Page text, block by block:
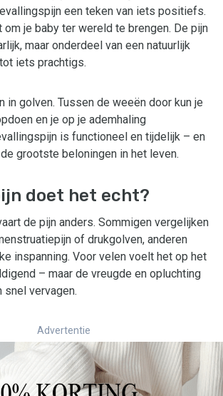
een teken van iets positiefs.
om je baby ter wereld te brengen. De pijn
maar onderdeel van een natuurlijk
iets prachtigs.
in golven. Tussen de weeën door kun je
en je op je ademhaling
is functioneel en tijdelijk – en
grootste beloningen in het leven.
doet het echt?
de pijn anders. Sommigen vergelijken
of drukgolven, anderen
inspanning. Voor velen voelt het op het
– maar de vreugde en opluchting
snel vervagen.
Advertentie